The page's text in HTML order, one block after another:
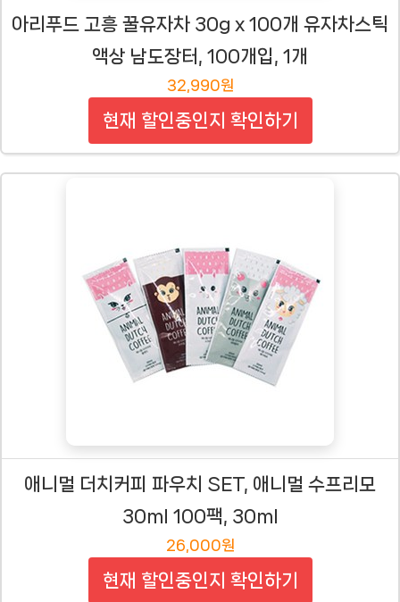
아리푸드 고흥 꿀유자차 30g x 100개 유자차스틱
액상 남도장터, 100개입, 1개
32,990원
현재 할인중인지 확인하기
애니멀 더치커피 파우치 SET, 애니멀 수프리모
30ml 100팩, 30ml
26,000원
현재 할인중인지 확인하기